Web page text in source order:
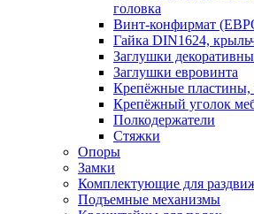
головка
Винт-конфирмат
Гайка DIN1624,
Заглушки
Заглушки евровинта
Крепёжные пластины,
Крепёжный уголок
Полкодержатели
Стяжки
Опоры
Замки
Комплектующие для
Подъемные механизмы